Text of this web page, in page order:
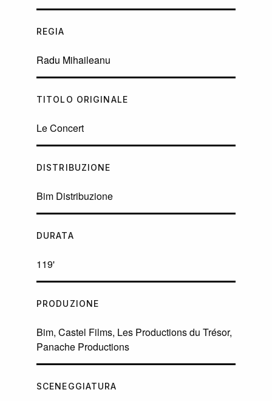
REGIA
Radu Mihaileanu
TITOLO ORIGINALE
Le Concert
DISTRIBUZIONE
Bim Distribuzione
DURATA
119'
PRODUZIONE
Bim, Castel Films, Les Productions du Trésor,
Panache Productions
SCENEGGIATURA